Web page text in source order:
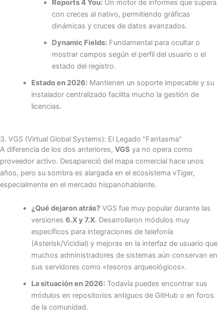
Reports 4 You:Un motor de informes que supera
con creces al nativo, permitiendo gráficas
dinámicas y cruces de datos avanzados.
Dynamic Fields:Fundamental para ocultar o
mostrar campos según el perfil del usuario o el
estado del registro.
Estado en 2026:Mantienen un soporte impecable y su
instalador centralizado facilita mucho la gestión de
licencias.
3. VGS (Virtual Global Systems): El Legado "Fantasma"
A diferencia de los dos anteriores, VGS ya no opera como
proveedor activo. Desapareció del mapa comercial hace unos
años, pero su sombra es alargada en el ecosistema vTiger,
especialmente en el mercado hispanohablante.
¿Qué dejaron atrás?VGS fue muy popular durante las
versiones 6.X y 7.X. Desarrollaron módulos muy
específicos para integraciones de telefonía
(Asterisk/Vicidial) y mejoras en la interfaz de usuario que
muchos administradores de sistemas aún conservan en
sus servidores como «tesoros arqueológicos».
La situación en 2026:Todavía puedes encontrar sus
módulos en repositorios antiguos de GitHub o en foros
de la comunidad.